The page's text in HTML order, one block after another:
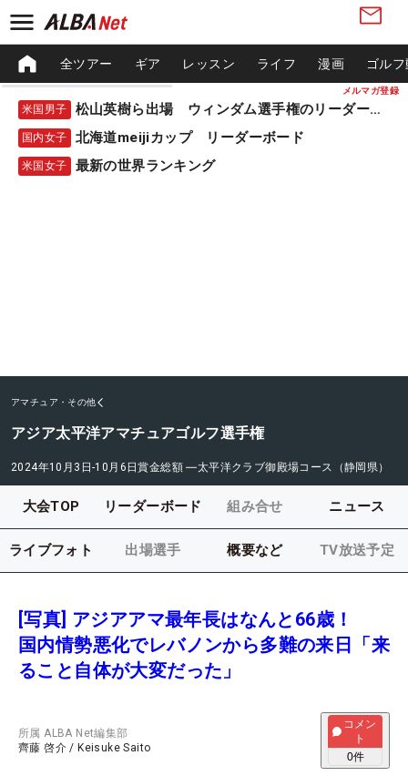
メルマガ登録
全ツアー ギア レッスン ライフ 漫画 ゴル
米国男子 松山英樹ら出場 ウィンダム選手権のリーダーボード
国内女子 北海道meijiカップ リーダーボード
米国女子 最新の世界ランキング
アマチュア・その他
アジア太平洋アマチュアゴルフ選手権
2024年10月3日-10月6日賞金総額 ―太平洋クラブ御殿場コース（静岡県）
大会TOP リーダーボード 組み合せ ニュース
ライブフォト 出場選手 概要など TV放送予定
[写真] アジアアマ最年長はなんと66歳！
国内情勢悪化でレバノンから多難の来日「来
ること自体が大変だった」
所属ALBA Net編集部
齊藤 啓介 / Keisuke Saito
コメン
ト
0件